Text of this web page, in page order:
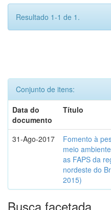
Resultado 1-1 de 1.
Conjunto de itens:
Data do
documento
Título
31-Ago-2017
Fomento à
meio
as FAPS da
nordeste do
2015)
Busca facetada